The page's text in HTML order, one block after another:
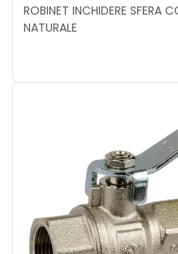
ROBINET INCHIDERE SFERA
NATURALE